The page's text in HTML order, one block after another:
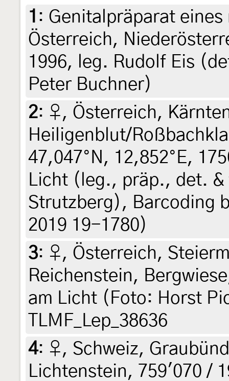
1 : Genitalpräparat
Österreich,
1996, leg. Rudolf Eis
Peter Buchner)
2: ♀, Österreich,
Heiligenblut/
47,047°N, 12,852°E,
Licht (leg., präp., det.
Strutzberg), Barcoding
2019 19-1780)
3: ♀, Österreich,
Reichenstein,
am Licht (Foto: Horst
TLMF_Lep_38636
4: ♀, Schweiz,
Lichtenstein, 759'070 /